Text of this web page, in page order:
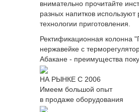
внимательно прочитайте
разных напитков используют
технологии приготовления.
Ректификационная колонна
нержавейке с
Абакане - преимущества
НА РЫНКЕ С 2006
Имеем большой опыт
в продаже оборудования